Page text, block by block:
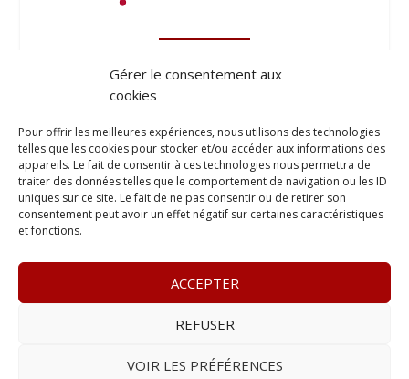
Gérer le consentement aux
cookies
Pour offrir les meilleures expériences, nous utilisons des technologies
telles que les cookies pour stocker et/ou accéder aux informations des
appareils. Le fait de consentir à ces technologies nous permettra de
traiter des données telles que le comportement de navigation ou les ID
uniques sur ce site. Le fait de ne pas consentir ou de retirer son
consentement peut avoir un effet négatif sur certaines caractéristiques
et fonctions.
ACCEPTER
REFUSER
VOIR LES PRÉFÉRENCES
– www.leprobant.fr –
contact@leprobant.fr–